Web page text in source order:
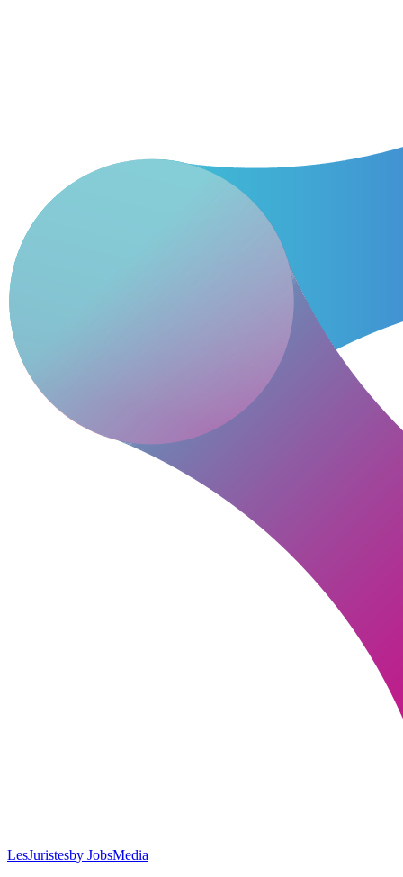
LesJuristesby JobsMedia